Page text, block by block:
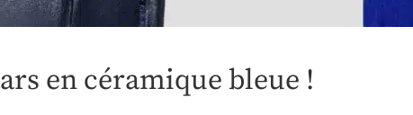
en céramique bleue !